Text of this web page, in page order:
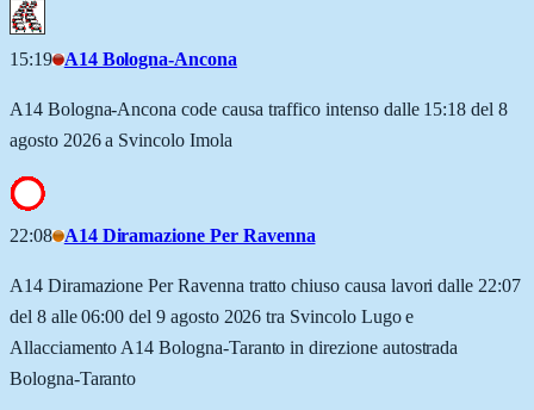
15:19 A14 Bologna-Ancona
A14 Bologna-Ancona code causa traffico intenso dalle 15:18 del 8
agosto 2026 a Svincolo Imola
22:08 A14 Diramazione Per Ravenna
A14 Diramazione Per Ravenna tratto chiuso causa lavori dalle 22:07
del 8 alle 06:00 del 9 agosto 2026 tra Svincolo Lugo e
Allacciamento A14 Bologna-Taranto in direzione autostrada
Bologna-Taranto